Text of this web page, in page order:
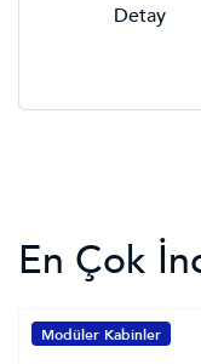
Detay
En Çok
Modüler Kabinler